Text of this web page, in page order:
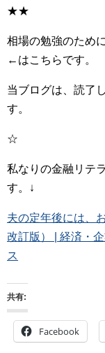
★★
相場の勉強のため
←はこちらです。
当ブログは、読了
す。
☆
私なりの金融リテ
す。↓
夫の定年後には、
改訂版） | 経済・
ス
共有:
Facebook